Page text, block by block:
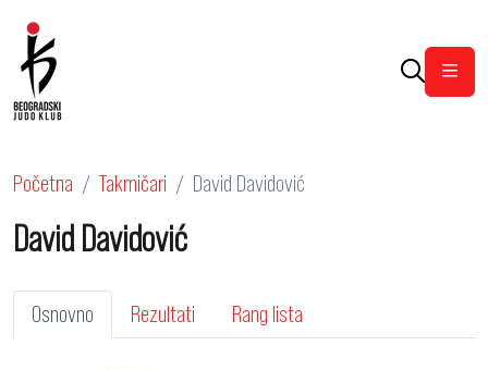
Početna Takmičari David Davidović
David Davidović
Osnovno Rezultati Rang lista